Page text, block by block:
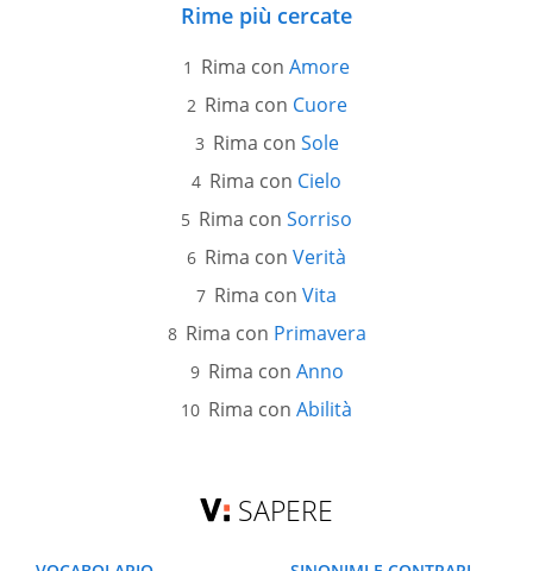
Rime più cercate
Rima con Amore
Rima con Cuore
Rima con Sole
Rima con Cielo
Rima con Sorriso
Rima con Verità
Rima con Vita
Rima con Primavera
Rima con Anno
Rima con Abilità
SAPERE